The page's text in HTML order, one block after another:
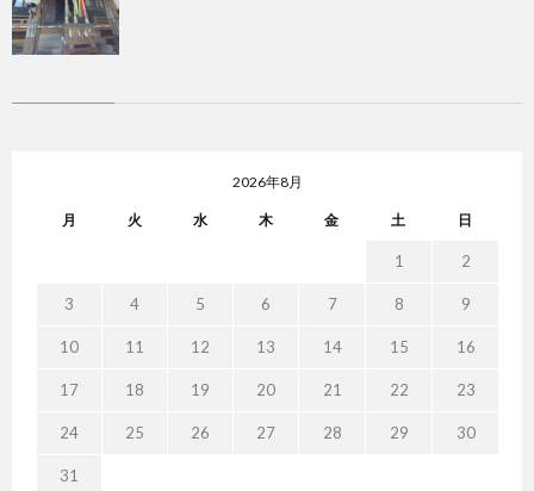
2026年8月
月 火 水 木 金 土 日
1 2
3 4 5 6 7 8 9
10 11 12 13 14 15 16
17 18 19 20 21 22 23
24 25 26 27 28 29 30
31